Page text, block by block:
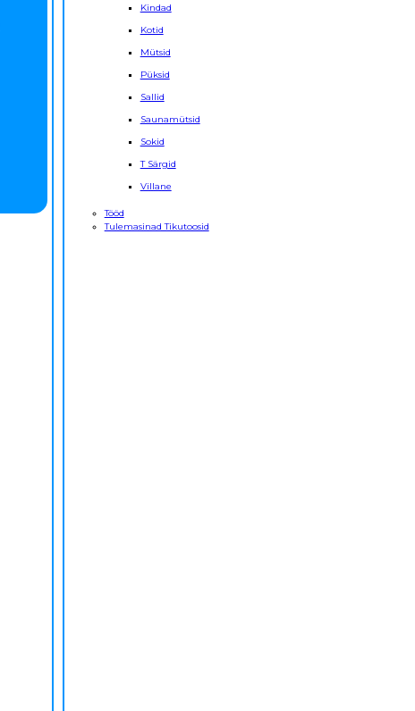
Kindad
Kotid
Mütsid
Püksid
Sallid
Saunamütsid
Sokid
T Särgid
Villane
Tööd
Tulemasinad Tikutoosid